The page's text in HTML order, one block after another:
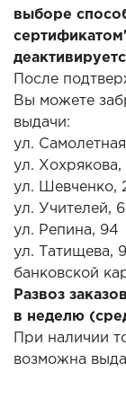
выборе
После
Вы можете
выдачи:
ул. Самолетная,
ул. Хохрякова,
ул. Шевченко,
ул. Учителей,
ул. Репина, 94
ул. Татищева,
банковской
Развоз
в неделю
При наличии
возможна